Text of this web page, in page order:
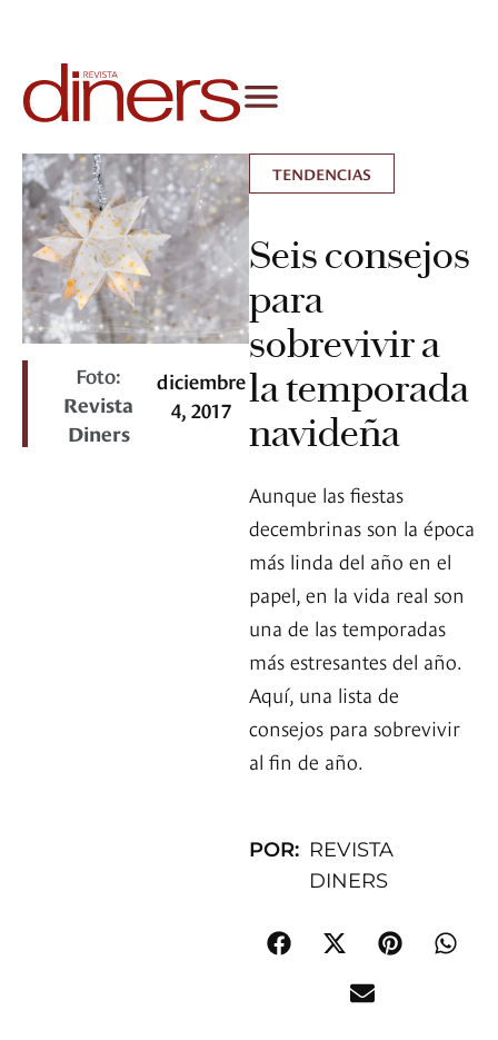
Foto:
Revista
Diners
diciembre
4, 2017
TENDENCIAS
Seis consejos
para
sobrevivir a
la temporada
navideña
Aunque las fiestas
decembrinas son la época
más linda del año en el
papel, en la vida real son
una de las temporadas
más estresantes del año.
Aquí, una lista de
consejos para sobrevivir
al fin de año.
POR: REVISTA
DINERS